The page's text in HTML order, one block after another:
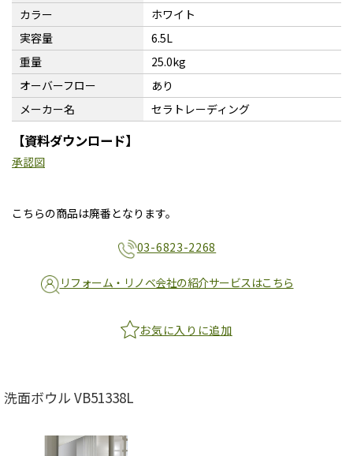
カラー
ホワイト
実容量
6.5L
重量
25.0kg
オーバーフロー
あり
メーカー名
セラトレーディング
【資料ダウンロード】
承認図
こちらの商品は廃番となります。
03-6823-2268
リフォーム・リノベ会社の紹介サービスはこちら
お気に入りに追加
洗面ボウル VB51338L